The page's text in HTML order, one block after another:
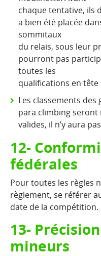
chaque tentative, ils
a bien été placée
sommitaux
du relais, sous leur
pourront pas
toutes les
qualifications en
Les classements
para climbing seront
valides, il n’y aura
12-
fédérales
Pour toutes les règles
règlement, se référer
date de la compétition.
13-
mineurs